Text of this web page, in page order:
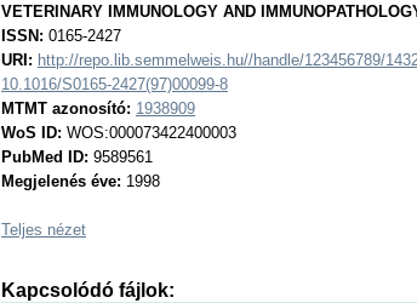
VETERINARY IMMUNOLOGY AND
ISSN: 0165-2427
URI: http://repo.lib.semmelweis.hu//handle/123456789/
10.1016/S0165-2427(97)00099-8
MTMT azonosító: 1938909
WoS ID: WOS:000073422400003
PubMed ID: 9589561
Megjelenés éve: 1998
Teljes nézet
Kapcsolódó fájlok: